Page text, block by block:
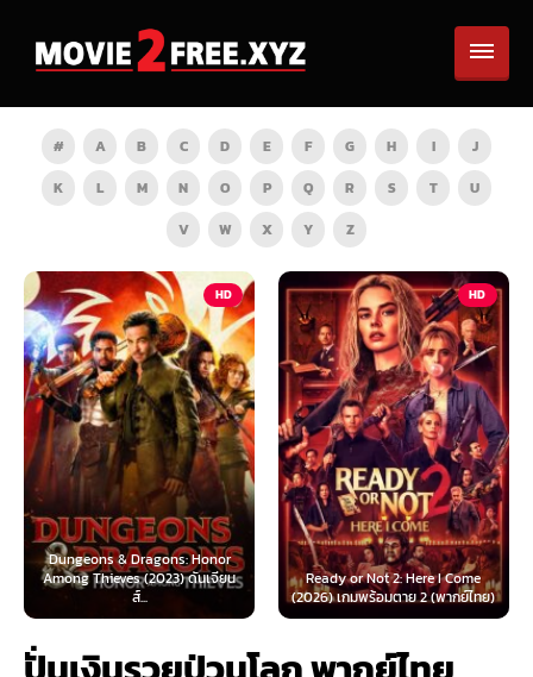
# A B C D E F G H I
J
K
L M N O P Q R S T
U
V
W X Y Z
HD
Honor
ดันเจียน
HD
Ready or Not 2: Here I Come
(2026) เกมพร้อมตาย 2 (พากย์ไทย)
Now You See Me:
(2025) อาชญากล